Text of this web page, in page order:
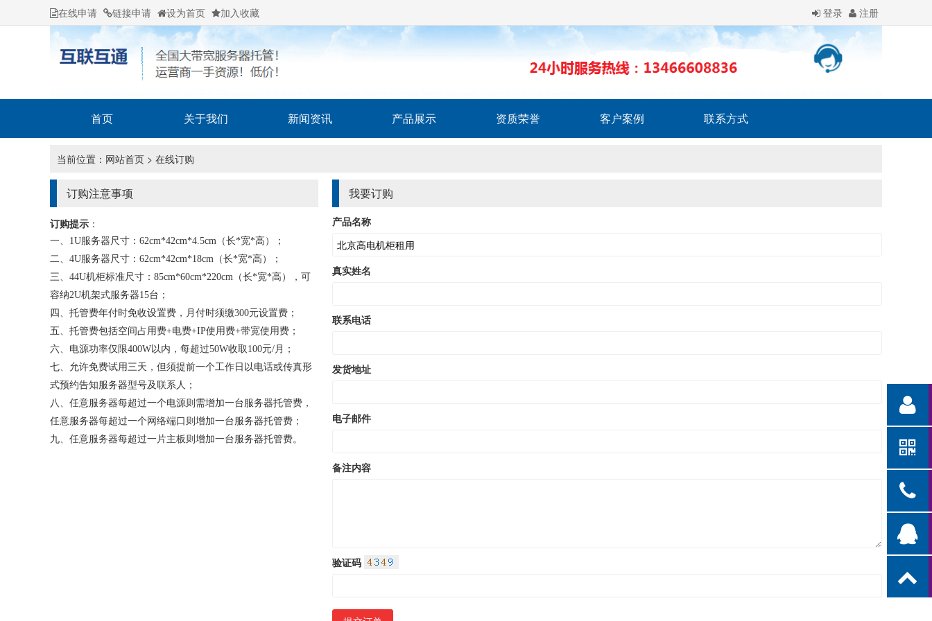
在线申请 链接申请 设为首页 加入收藏 登录 注册
首页 关于我们 新闻资讯 产品展示 资质荣誉 客户案例 联系方式
当前位置： 网站首页 > 在线订购
订购注意事项
订购提示 ：
一、1U服务器尺寸：62cm*42cm*4.5cm（长*宽*高）；
二、4U服务器尺寸：62cm*42cm*18cm（长*宽*高）；
三、44U机柜标准尺寸：85cm*60cm*220cm（长*宽*高），可
容纳2U机架式服务器15台；
四、托管费年付时免收设置费，月付时须缴300元设置费；
五、托管费包括空间占用费+电费+IP使用费+带宽使用费；
六、电源功率仅限400W以内，每超过50W收取100元/月；
七、允许免费试用三天，但须提前一个工作日以电话或传真形
式预约告知服务器型号及联系人；
八、任意服务器每超过一个电源则需增加一台服务器托管费，
任意服务器每超过一个网络端口则增加一台服务器托管费；
九、任意服务器每超过一片主板则增加一台服务器托管费。
我要订购
产品名称
真实姓名
联系电话
发货地址
电子邮件
备注内容
验证码